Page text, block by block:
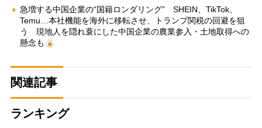
急増する中国企業の“国籍ロンダリング” SHEIN、TikTok、
Temu…本社機能を海外に移転させ、トランプ関税の回避を狙
う 現地人を隠れ蓑にした中国企業の農業参入・土地取得への
懸念も
関連記事
ランキング